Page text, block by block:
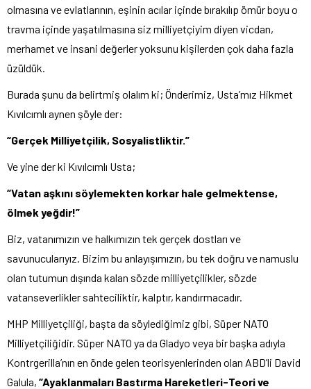
olmasına ve evlatlarının, eşinin acılar içinde bırakılıp ömür boyu o
travma içinde yaşatılmasına siz milliyetçiyim diyen vicdan,
merhamet ve insani değerler yoksunu kişilerden çok daha fazla
üzüldük.
Burada şunu da belirtmiş olalım ki; Önderimiz, Usta’mız Hikmet
Kıvılcımlı aynen şöyle der:
“Gerçek Milliyetçilik, Sosyalistliktir.”
Ve yine der ki Kıvılcımlı Usta;
“Vatan aşkını söylemekten korkar hale gelmektense,
ölmek yeğdir!”
Biz, vatanımızın ve halkımızın tek gerçek dostları ve
savunucularıyız. Bizim bu anlayışımızın, bu tek doğru ve namuslu
olan tutumun dışında kalan sözde milliyetçilikler, sözde
vatanseverlikler sahteciliktir, kalptır, kandırmacadır.
MHP Milliyetçiliği, başta da söylediğimiz gibi, Süper NATO
Milliyetçiliğidir. Süper NATO ya da Gladyo veya bir başka adıyla
Kontrgerilla’nın en önde gelen teorisyenlerinden olan ABD’li David
Galula, “Ayaklanmaları Bastırma Hareketleri-Teori ve